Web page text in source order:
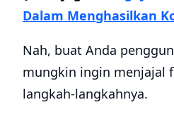
Dalam Menghasilkan
Nah, buat Anda
mungkin ingin menjajal
langkah-langkahnya.